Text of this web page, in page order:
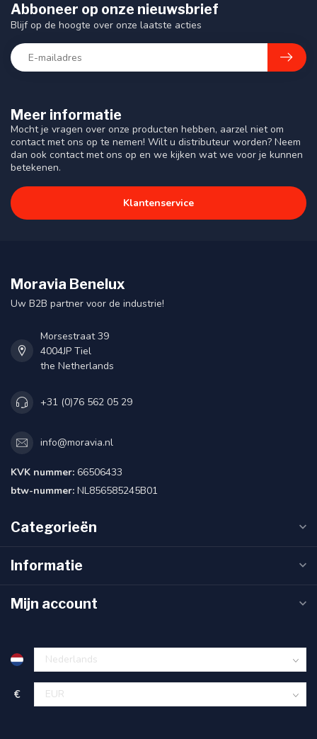
Meer informatie
Mocht je vragen over onze producten hebben, aarzel niet om
contact met ons op te nemen! Wilt u distributeur worden? Neem
dan ook contact met ons op en we kijken wat we voor je kunnen
betekenen.
Klantenservice
Abboneer op onze nieuwsbrief
Blijf op de hoogte over onze laatste acties
Moravia Benelux
Uw B2B partner voor de industrie!
Morsestraat 39
4004JP Tiel
the Netherlands
+31 (0)76 562 05 29
info@moravia.nl
KVK nummer: 66506433
btw-nummer: NL856585245B01
Categorieën
Informatie
Mijn account
€